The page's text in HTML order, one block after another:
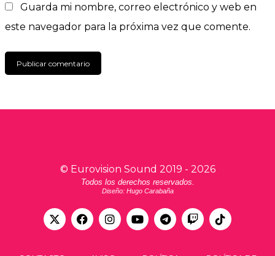
Guarda mi nombre, correo electrónico y web en
este navegador para la próxima vez que comente.
© Eurovision Sound 2019 - 2026
Todos los derechos reservados.
Diseño: Hugo Carabaña